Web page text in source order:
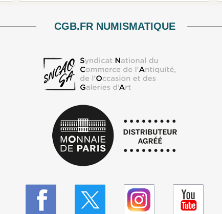
CGB.FR NUMISMATIQUE